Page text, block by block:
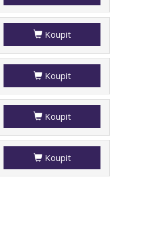
Koupit
Koupit
Koupit
Koupit